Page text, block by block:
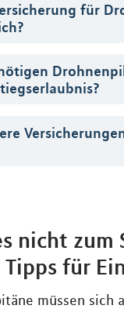
für
nicht zum
für
müssen sich